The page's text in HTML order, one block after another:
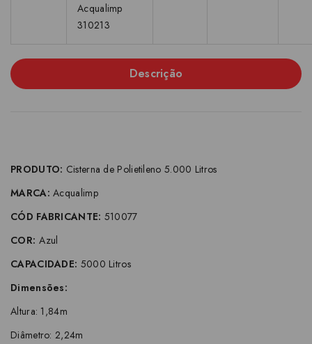
Acqualimp
310213
Descrição
PRODUTO: Cisterna de Polietileno 5.000 Litros
MARCA: Acqualimp
CÓD FABRICANTE: 510077
COR: Azul
CAPACIDADE: 5000 Litros
Dimensões:
Altura: 1,84m
Diâmetro: 2,24m